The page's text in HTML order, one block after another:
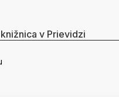
v Prievidzi